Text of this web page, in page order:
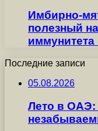
Имбирно-
полезный
иммунитета
Последние записи
05.08.2026
Лето в ОАЭ: